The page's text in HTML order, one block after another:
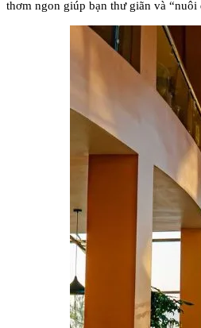
thơm ngon giúp bạn thư giãn và